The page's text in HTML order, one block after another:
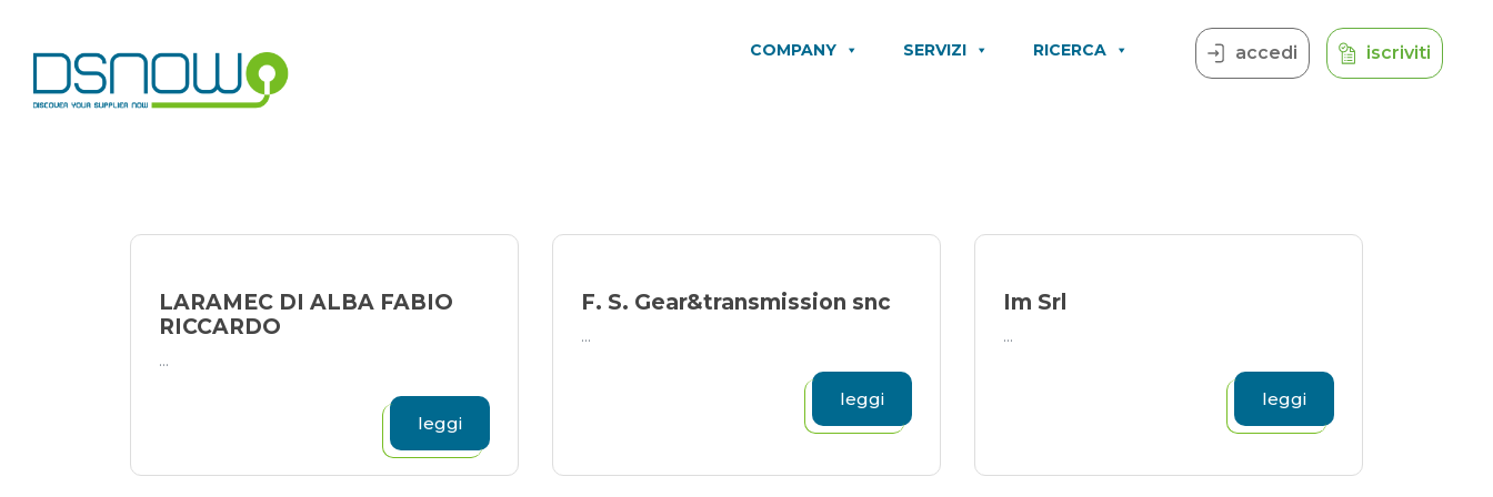
content
COMPANY SERVIZI RICERCA accedi iscriviti
LARAMEC DI ALBA FABIO
RICCARDO
...
leggi
F. S. Gear&transmission snc
...
leggi
Im Srl
...
leggi